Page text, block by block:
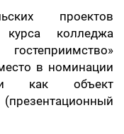
проектов
колледжа
в номинации
как объект